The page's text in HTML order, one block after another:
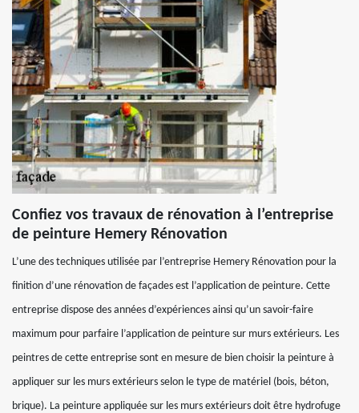
Confiez vos travaux de rénovation à l’entreprise
de peinture Hemery Rénovation
L’une des techniques utilisée par l’entreprise Hemery Rénovation pour la
finition d’une rénovation de façades est l’application de peinture. Cette
entreprise dispose des années d’expériences ainsi qu’un savoir-faire
maximum pour parfaire l’application de peinture sur murs extérieurs. Les
peintres de cette entreprise sont en mesure de bien choisir la peinture à
appliquer sur les murs extérieurs selon le type de matériel (bois, béton,
brique). La peinture appliquée sur les murs extérieurs doit être hydrofuge